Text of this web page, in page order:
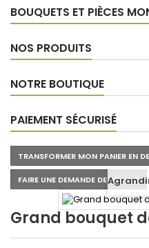
BOUQUETS ET PIÈCES
NOS PRODUITS
NOTRE BOUTIQUE
PAIEMENT SÉCURISÉ
TRANSFORMER MON PANIER EN
FAIRE UNE DEMANDE DE DEVIS
Grand bouquet